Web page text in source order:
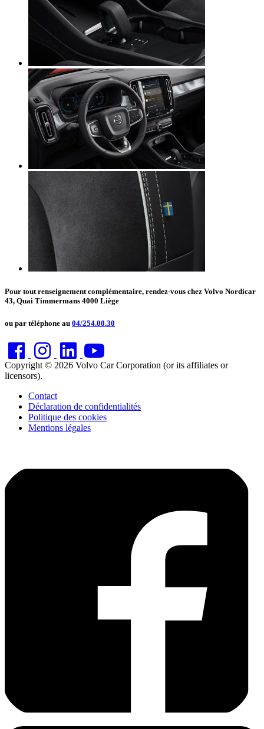
Pour tout renseignement complémentaire, rendez-vous chez Volvo Nordicar
43, Quai Timmermans 4000 Liège
ou par téléphone au 04/254.00.30
Copyright © 2026 Volvo Car Corporation (or its affiliates or
licensors).
Contact
Déclaration de confidentialités
Politique des cookies
Mentions légales